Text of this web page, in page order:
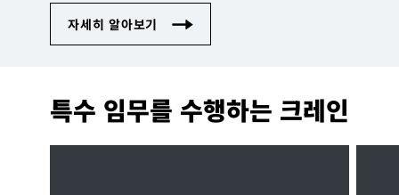
특수 임무를 수행하는 크레인